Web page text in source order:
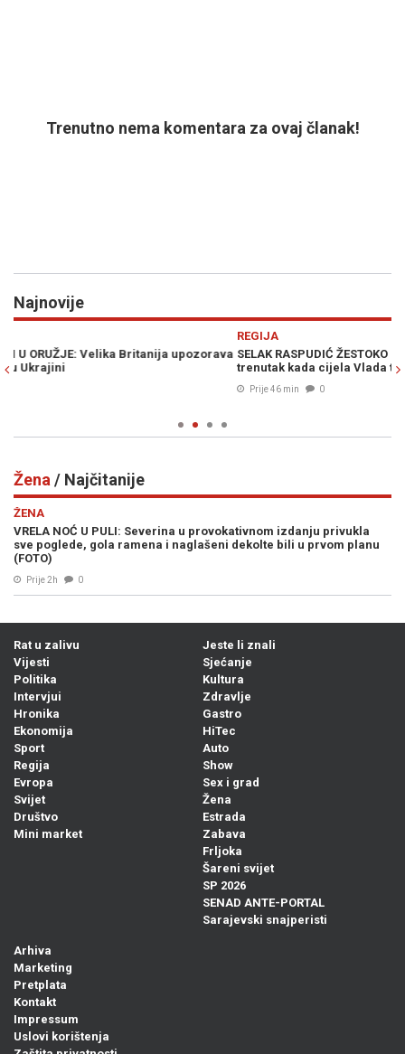
Trenutno nema komentara za ovaj članak!
Najnovije
SELAK RASPUDIĆ ŽESTOKO UDARILA NA PLENKOVIĆA: "Ovo je
trenutak kada cijela Vlada treba pasti!"
Žena / Najčitanije
ŽENA
VRELA NOĆ U PULI: Severina u provokativnom izdanju privukla
sve poglede, gola ramena i naglašeni dekolte bili u prvom planu
(FOTO)
Prije 2h 0
Rat u zalivu
Vijesti
Politika
Intervjui
Hronika
Ekonomija
Sport
Regija
Evropa
Svijet
Društvo
Mini market
Jeste li znali
Sjećanje
Kultura
Zdravlje
Gastro
HiTec
Auto
Show
Sex i grad
Žena
Estrada
Zabava
Frljoka
Šareni svijet
SP 2026
SENAD ANTE-PORTAL
Sarajevski snajperisti
Arhiva
Marketing
Pretplata
Kontakt
Impressum
Uslovi korištenja